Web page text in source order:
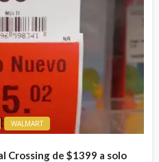
WALMART
Crossing de $1399 a solo